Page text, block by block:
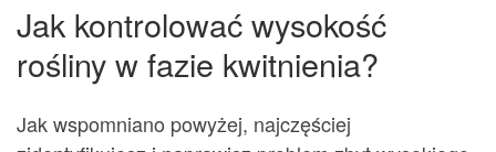
Jak kontrolować wysokość
rośliny w fazie kwitnienia?
Jak wspomniano powyżej, najczęściej